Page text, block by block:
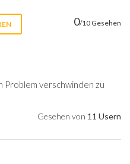
0/10 Gesehen
Problem verschwinden zu
Gesehen von 11 Usern